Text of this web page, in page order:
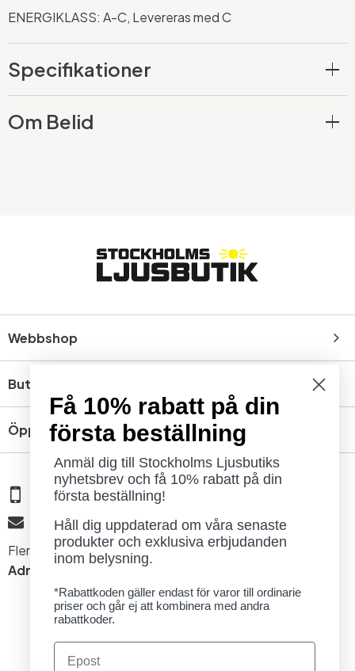
ENERGIKLASS: A-C, Levereras med C
Specifikationer
Om Belid
Webbshop
Butik
Öppettider
08 - 654 29 00
info@ljusbutik.se
Fler kontaktuppgifter »
Adress:
Kungsholmsgatan 6, 112 27 Stockholm
Få 10% rabatt på din
första beställning
Anmäl dig till Stockholms Ljusbutiks
nyhetsbrev och få 10% rabatt på din
första beställning!
Håll dig uppdaterad om våra senaste
produkter och exklusiva erbjudanden
inom belysning.
*Rabattkoden gäller endast för varor till ordinarie
priser och går ej att kombinera med andra
rabattkoder.
Email